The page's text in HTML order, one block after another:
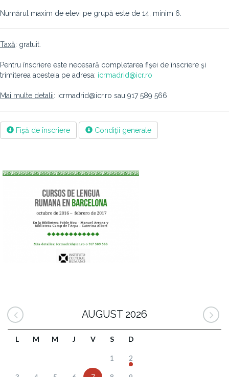
Numărul maxim de elevi pe grupă este de 14, minim 6.
Taxă: gratuit.
Pentru înscriere este necesară completarea fişei de înscriere şi
trimiterea acesteia pe adresa: icrmadrid@icr.ro
Mai multe detalii: icrmadrid@icr.ro sau 917 589 566
Fişă de înscriere Condiţii generale
AUGUST 2026
L M M J V S D
1 2